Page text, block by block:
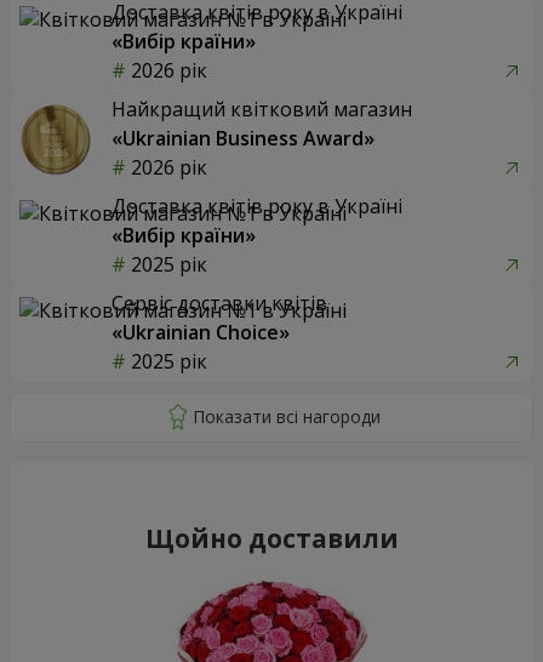
Доставка квітів року в Україні
«Вибір країни»
2026 рік
Найкращий квітковий магазин
«Ukrainian Business Award»
2026 рік
Доставка квітів року в Україні
«Вибір країни»
2025 рік
Сервіс доставки квітів
«Ukrainian Choice»
2025 рік
Щойно доставили